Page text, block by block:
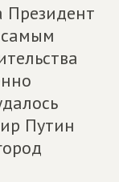
Президент
Путин